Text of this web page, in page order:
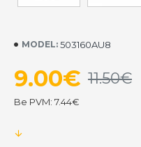
MODEL: 503160AU8
9.00€ 11.50€
Be PVM: 7.44€